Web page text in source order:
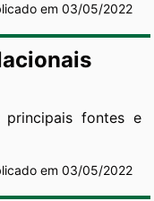
em 03/05/2022
principais fontes e
em 03/05/2022